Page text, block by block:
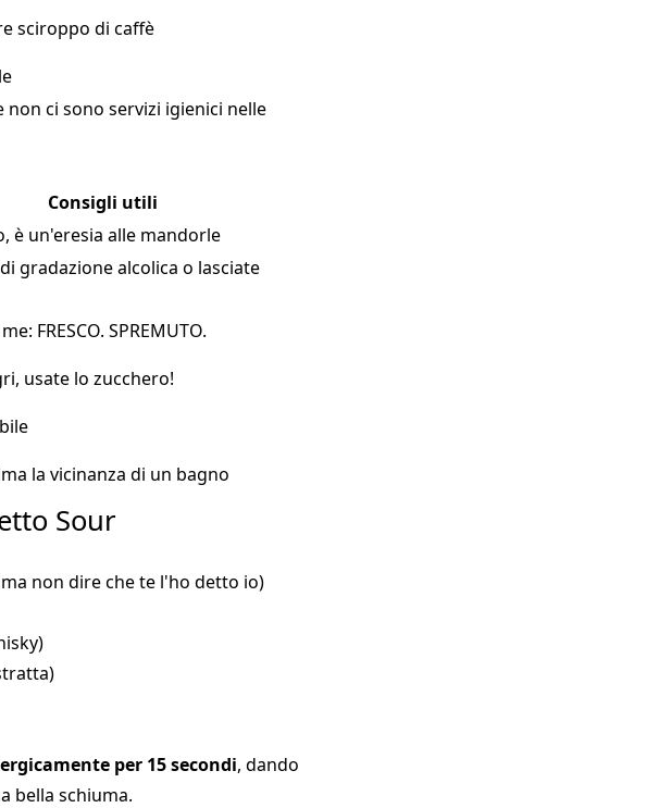
sciroppo di caffè
non ci sono servizi igienici nelle
Consigli utili
è un'eresia alle mandorle
gradazione alcolica o lasciate
FRESCO. SPREMUTO.
usate lo zucchero!
la vicinanza di un bagno
Sour
non dire che te l'ho detto io)
per 15 secondi, dando
bella schiuma.